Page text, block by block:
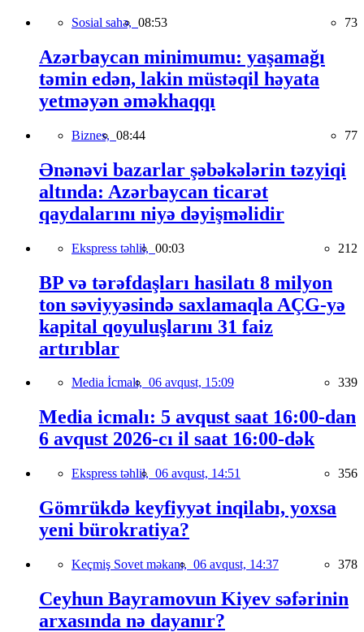
Sosial sahə, 08:53 73
Azərbaycan minimumu: yaşamağı
təmin edən, lakin müstəqil həyata
yetməyən əməkhaqqı
Biznes, 08:44 77
Ənənəvi bazarlar şəbəkələrin təzyiqi
altında: Azərbaycan ticarət
qaydalarını niyə dəyişməlidir
Ekspress təhlil, 00:03 212
BP və tərəfdaşları hasilatı 8 milyon
ton səviyyəsində saxlamaqla AÇG-yə
kapital qoyuluşlarını 31 faiz
artırıblar
Media İcmalı, 06 avqust, 15:09 339
Media icmalı: 5 avqust saat 16:00-dan
6 avqust 2026-cı il saat 16:00-dək
Ekspress təhlil, 06 avqust, 14:51 356
Gömrükdə keyfiyyət inqilabı, yoxsa
yeni bürokratiya?
Keçmiş Sovet məkanı, 06 avqust, 14:37 378
Ceyhun Bayramovun Kiyev səfərinin
arxasında nə dayanır?